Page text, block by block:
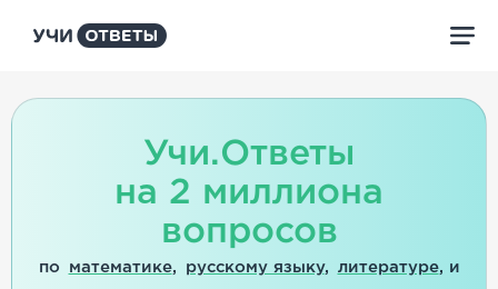
Учи.Ответы
на 2 миллиона
вопросов
по математике, русскому языку, литературе, и